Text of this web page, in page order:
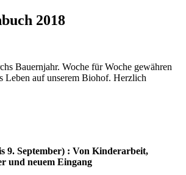
2018
Bauernjahr. Woche für Woche gewähren
Leben auf unserem Biohof. Herzlich
9. September) : Von Kinderarbeit,
und neuem Eingang